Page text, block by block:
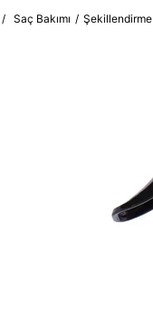
Saç Bakımı Şekillendirme